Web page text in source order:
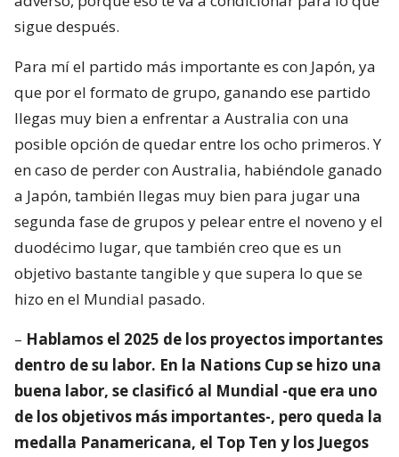
sigue después.
Para mí el partido más importante es con Japón, ya
que por el formato de grupo, ganando ese partido
llegas muy bien a enfrentar a Australia con una
posible opción de quedar entre los ocho primeros. Y
en caso de perder con Australia, habiéndole ganado
a Japón, también llegas muy bien para jugar una
segunda fase de grupos y pelear entre el noveno y el
duodécimo lugar, que también creo que es un
objetivo bastante tangible y que supera lo que se
hizo en el Mundial pasado.
– Hablamos el 2025 de los proyectos importantes
dentro de su labor. En la Nations Cup se hizo una
buena labor, se clasificó al Mundial -que era uno
de los objetivos más importantes-, pero queda la
medalla Panamericana, el Top Ten y los Juegos